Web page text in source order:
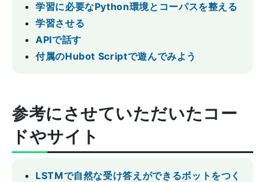
学習に必要なPython環境とコーパスを整える
学習させる
APIで話す
付属のHubot Scriptで遊んでみよう
参考にさせていただいたコー
ドやサイト
LSTMで自然な受け答えができるボットをつく